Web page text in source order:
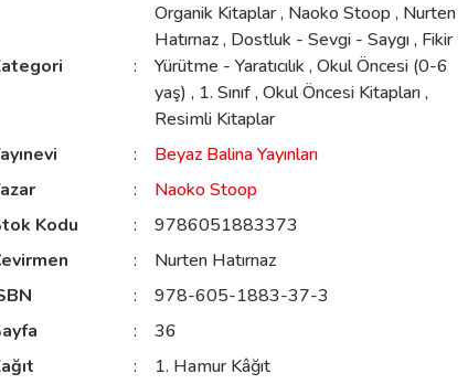
Organik Kitaplar , Naoko Stoop , Nurten
Hatırnaz , Dostluk - Sevgi - Saygı, Fikir
Yürütme - Yaratıcılık ,Okul Öncesi (0-6
yaş) , 1. Sınıf,Okul Öncesi Kitapları,
Resimli Kitaplar
Beyaz Balina Yayınları
Naoko Stoop
Kodu
9786051883373
Nurten Hatırnaz
978-605-1883-37-3
36
1. Hamur Kâğıt